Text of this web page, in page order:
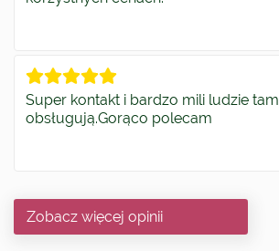
Super kontakt i bardzo mili ludzie tam
obsługują.Gorąco polecam
Zobacz więcej opinii